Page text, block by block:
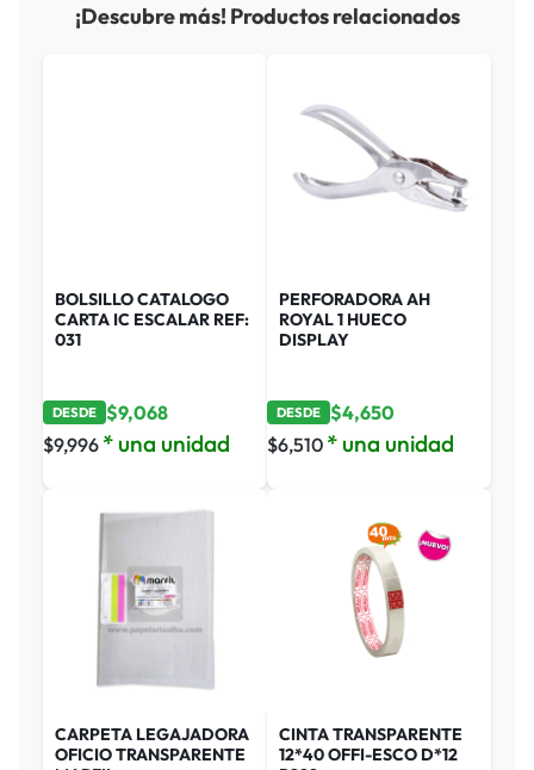
¡Descubre más! Productos relacionados
BOLSILLO CATALOGO
CARTA IC ESCALAR REF:
031
DESDE $9,068
$9,996 * una unidad
PERFORADORA AH
ROYAL 1 HUECO
DISPLAY
DESDE $4,650
$6,510 * una unidad
CARPETA LEGAJADORA
OFICIO TRANSPARENTE
CINTA TRANSPARENTE
12*40 OFFI-ESCO D*12